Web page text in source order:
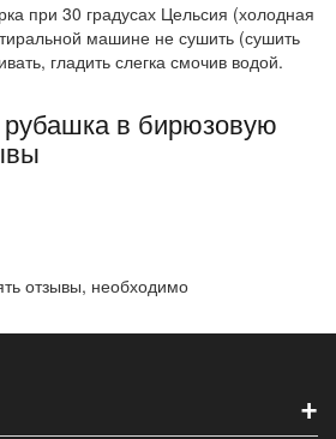
при 30 градусах Цельсия (холодная
машине не сушить (сушить
гладить слегка смочив водой.
в бирюзовую
отзывы, необходимо
+